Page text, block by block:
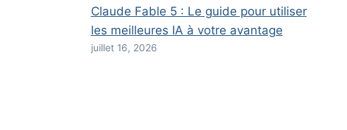
Claude Fable 5 : Le guide pour utiliser
les meilleures IA à votre avantage
juillet 16, 2026